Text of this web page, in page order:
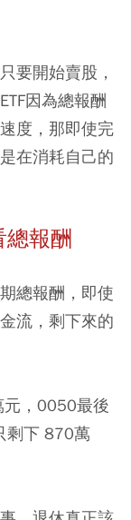
要開始賣股，
因為總報酬
度，那即使完
在消耗自己的
報酬
總報酬，即使
流，剩下來的
，0050最後
剩下 870萬